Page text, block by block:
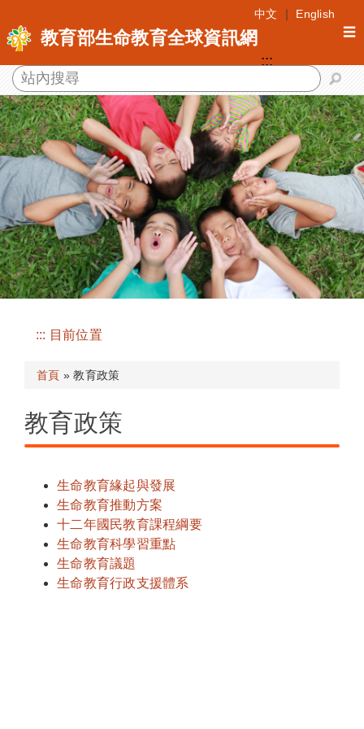
到
主
要
內
容
區
塊
☰
中文 ｜ English
教育部生命教育全球資訊網
:::
::: 目前位置
首頁 » 教育政策
教育政策
生命教育緣起與發展
生命教育推動方案
十二年國民教育課程綱要
生命教育科學習重點
生命教育議題
生命教育行政支援體系